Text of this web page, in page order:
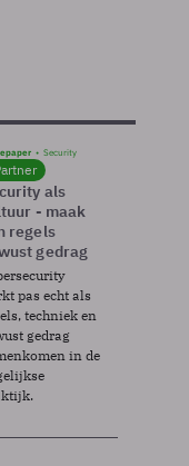
Security
als
- maak
regels
gedrag
pas echt als
techniek en
gedrag
in de